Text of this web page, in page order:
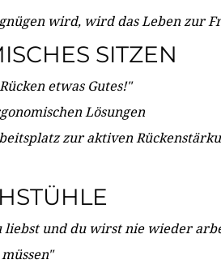
wird, wird das Leben zur
SITZEN
etwas Gutes!"
Lösungen
zur aktiven
liebst und du wirst nie wieder
müssen"